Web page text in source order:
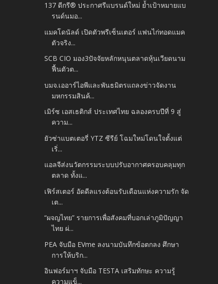
137 ดีกรี® ประกาศรีแบรนด์ใหม่ ย้ำเป้าหมายแบ
รนด์นมอ...
แมคโดนัลด์ เปิดตัวพรีเซ็นเตอร์ แฟนไก่ทอดแมค
ตัวจริง...
SCB CIO มอง3ปัจจัยหลักหนุนตลาดหุ้นเวียดนาม
ฟื้นตัวต...
บมจ.เออาร์ไอพีและพันธมิตรแถลงข่าวจัดงาน
มหกรรมสินค้...
เมิร์ซ เอสเธติกส์ ประเทศไทย ฉลองครบปีที่ 9 สู่
ความ...
ยัวซ่าแบตเตอรี่ YTZ ซีรีย์ โฉมใหม่โดนใจตั้งแต่
เริ่...
แอลจีส่งนวัตกรรมระบบปรับอากาศครอบคลุมทุก
ตลาด ทั้งแ...
เฟิร์สเตอร์ อัดดีลแรงต้อนรับเดือนแห่งความรัก จัด
เต...
“ผจญไทย” รายการเพื่อสังคมที่บอกเล่าภูมิปัญญา
ไทย ผ่...
PEA จับมือ EVme ลงนามบันทึกข้อตกลง ศึกษา
การให้บริก...
อินฟอร์มาฯ จับมือ TESTA เสริมทักษะ ความรู้
ความแข็...